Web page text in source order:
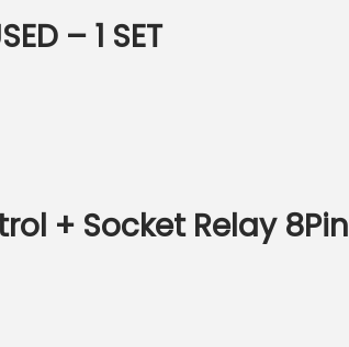
– 1 SET
+ Socket Relay 8Pin